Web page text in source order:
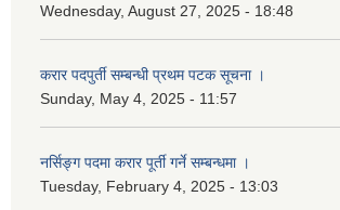
Wednesday, August 27, 2025 - 18:48
करार पदपुर्ती सम्बन्धी प्रथम पटक सूचना ।
Sunday, May 4, 2025 - 11:57
नर्सिङ्ग पदमा करार पूर्ती गर्ने सम्बन्धमा ।
Tuesday, February 4, 2025 - 13:03